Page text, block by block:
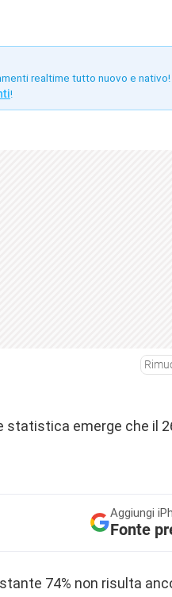
realtime tutto nuovo e
!
statistica emerge che il
Aggiungi
Fonte
74% non risulta